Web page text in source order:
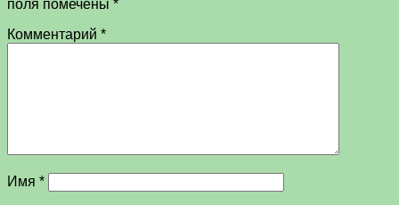
поля помечены *
Комментарий *
Имя *